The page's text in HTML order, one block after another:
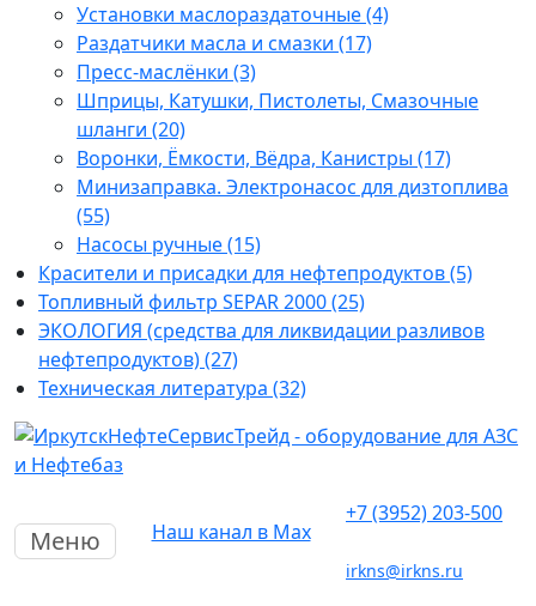
Установки маслораздаточные (4)
Раздатчики масла и смазки (17)
Пресс-маслёнки (3)
Шприцы, Катушки, Пистолеты, Смазочные
шланги (20)
Воронки, Ёмкости, Вёдра, Канистры (17)
Минизаправка. Электронасос для дизтоплива
(55)
Насосы ручные (15)
Красители и присадки для нефтепродуктов (5)
Топливный фильтр SEPAR 2000 (25)
ЭКОЛОГИЯ (средства для ликвидации разливов
нефтепродуктов) (27)
Техническая литература (32)
Меню Наш канал в Max
+7 (3952) 203-500
irkns@irkns.ru